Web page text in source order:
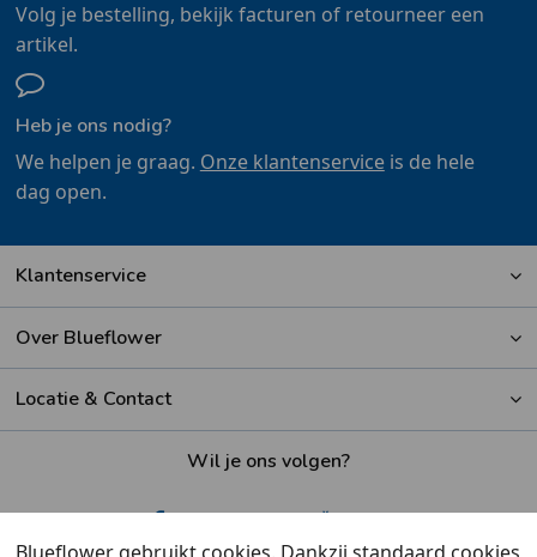
Volg je bestelling, bekijk facturen of retourneer een
artikel.
Heb je ons nodig?
We helpen je graag. Onze klantenserviceis de hele
dag open.
Klantenservice
Over Blueflower
Locatie & Contact
Wil je ons volgen?